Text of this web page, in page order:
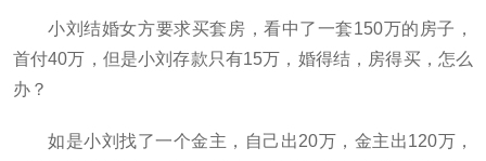
小刘结婚女方要求买套房，看中了一套150万的房子，
首付40万，但是小刘存款只有15万，婚得结，房得买，怎么
办？
如是小刘找了一个金主，自己出20万，金主出120万，